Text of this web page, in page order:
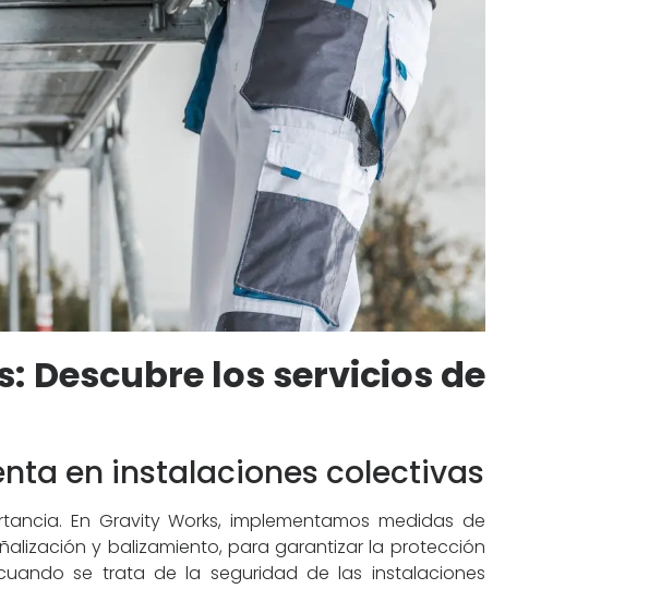
Descubre los servicios de
en instalaciones colectivas
En Gravity Works, implementamos medidas de
y balizamiento, para garantizar la protección
se trata de la seguridad de las instalaciones